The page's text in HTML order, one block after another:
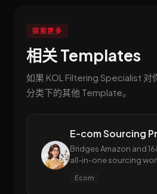
探索更多
相关 Templates
如果 KOL Filtering Specialist 对
分类下的其他 Template。
E-com Sourcing
Bridges Amazon and
all-in-one sourcing
1688 supplier
Ecom